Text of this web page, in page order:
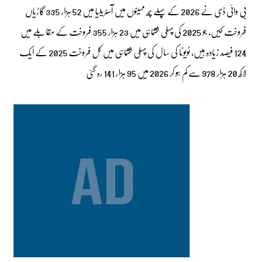
بی وائی ڈی نے 2026 کے پہلے چھ مہینوں میں آسٹریلیا میں 52 ہزار 335 گاڑیاں
فروخت کیں، جو 2025 کی پہلی ششماہی میں 23 ہزار 355 فروخت کے مقابلے میں
124 فیصد زیادہ ہیں، ٹویوٹا کی سال کی پہلی ششماہی میں کل فروخت 2025 کے ایک
لاکھ 20 ہزار 978 سے کم ہو کر 2026 میں 95 ہزار 141 رہ گئی